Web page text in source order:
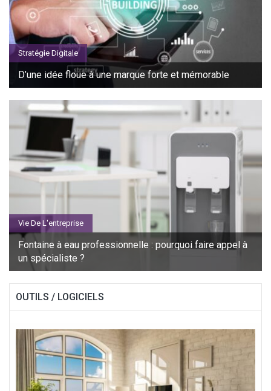
Stratégie Digitale
D’une idée floue à une marque forte et mémorable
Vie De L'entreprise
Fontaine à eau professionnelle : pourquoi faire appel à
un spécialiste ?
OUTILS / LOGICIELS